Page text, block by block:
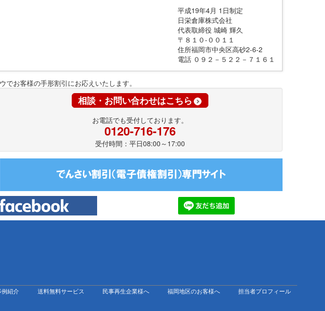
平成19年4月 1日制定
日栄倉庫株式会社
代表取締役 城崎 輝久
〒８１０-００１１
住所福岡市中央区高砂2-6-2
電話 ０９２－５２２－７１６１
お客様の手形割引にお応えいたします。
相談・お問い合わせはこちら
お電話でも受付しております。
0120-716-176
受付時間：平日08:00～17:00
例紹介 送料無料サービス 民事再生企業様へ 福岡地区のお客様へ 担当者プロフィール